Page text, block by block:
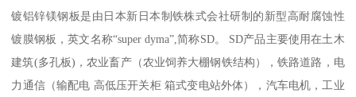
镀铝锌镁钢板是由日本新日本制铁株式会社研制的新型高耐腐蚀性
镀膜钢板，英文名称“super dyma”,简称SD。 SD产品主要使用在土木
建筑(多孔板)，农业畜产（农业饲养大棚钢铁结构），铁路道路，电
力通信（输配电 高低压开关柜 箱式变电站外体），汽车电机，工业